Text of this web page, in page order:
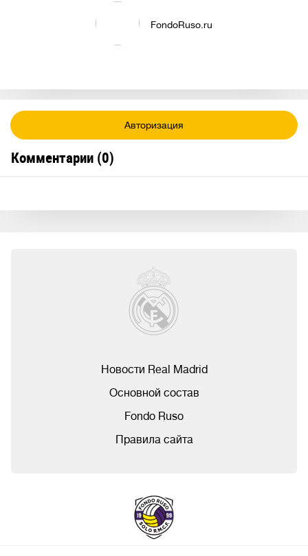
FondoRuso.ru
Авторизация
Комментарии (0)
Новости Real Madrid
Основной состав
Fondo Ruso
Правила сайта